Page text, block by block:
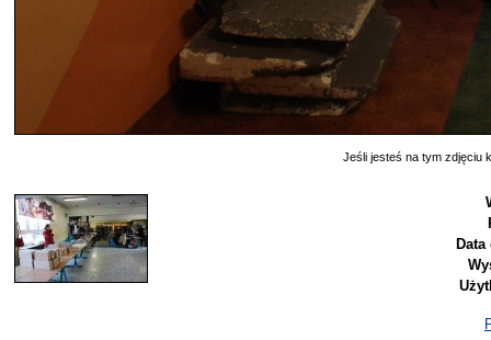
Jeśli jesteś na tym zdjęciu